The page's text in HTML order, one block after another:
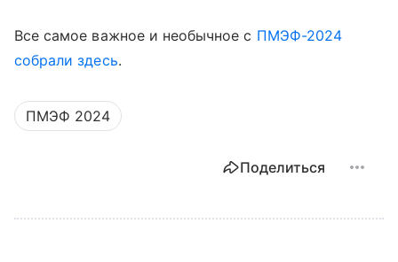
Все самое важное и необычное с ПМЭФ-2024
собрали здесь.
ПМЭФ 2024
Поделиться